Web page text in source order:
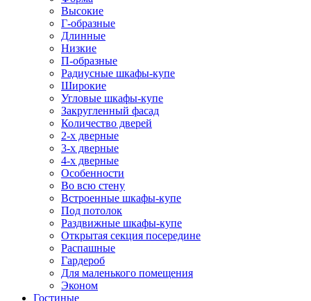
Высокие
Г-образные
Длинные
Низкие
П-образные
Радиусные шкафы-купе
Широкие
Угловые шкафы-купе
Закругленный фасад
Количество дверей
2-х дверные
3-х дверные
4-х дверные
Особенности
Во всю стену
Встроенные шкафы-купе
Под потолок
Раздвижные шкафы-купе
Открытая секция посередине
Распашные
Гардероб
Для маленького помещения
Эконом
Гостиные